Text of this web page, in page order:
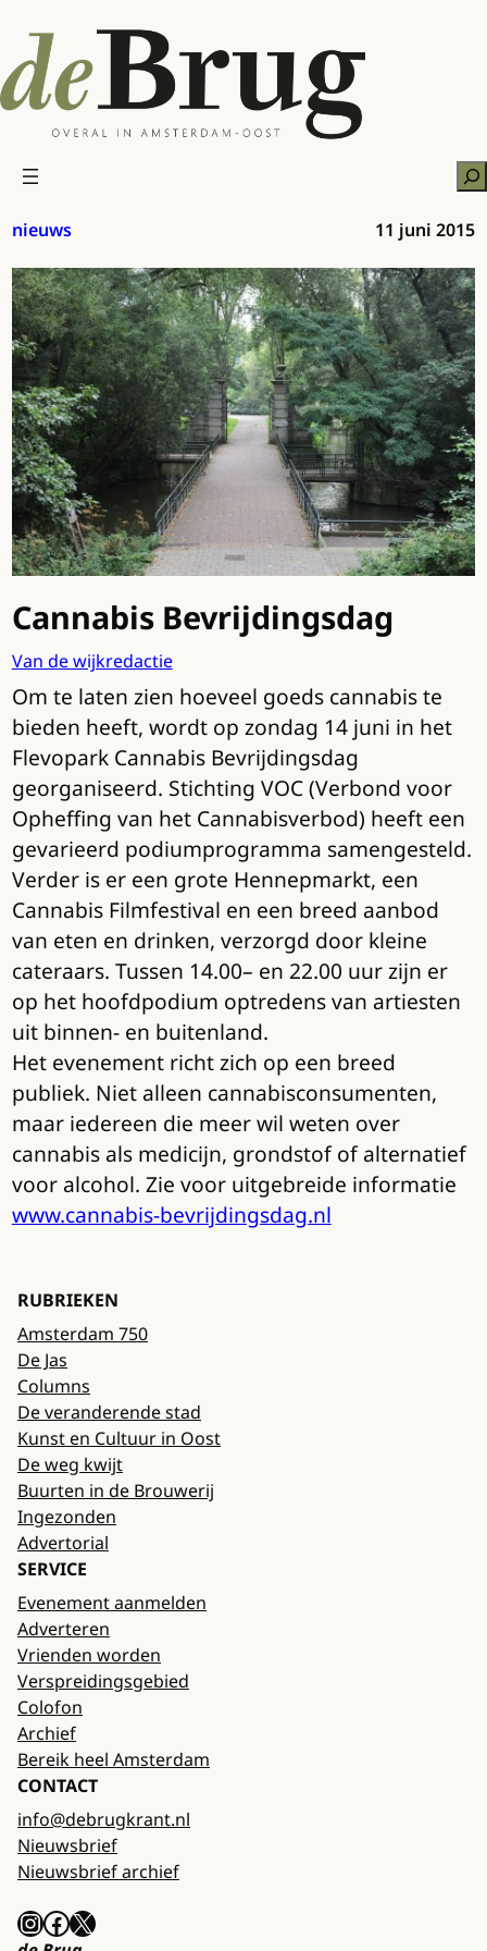
naar
de
inhoud
nieuws 11 juni 2015
Cannabis Bevrijdingsdag
Van de wijkredactie
Om te laten zien hoeveel goeds cannabis te
bieden heeft, wordt op zondag 14 juni in het
Flevopark Cannabis Bevrijdingsdag
georganiseerd. Stichting VOC (Verbond voor
Opheffing van het Cannabisverbod) heeft een
gevarieerd podiumprogramma samengesteld.
Verder is er een grote Hennepmarkt, een
Cannabis Filmfestival en een breed aanbod
van eten en drinken, verzorgd door kleine
cateraars. Tussen 14.00– en 22.00 uur zijn er
op het hoofdpodium optredens van artiesten
uit binnen- en buitenland.
Het evenement richt zich op een breed
publiek. Niet alleen cannabisconsumenten,
maar iedereen die meer wil weten over
cannabis als medicijn, grondstof of alternatief
voor alcohol. Zie voor uitgebreide informatie
www.cannabis-bevrijdingsdag.nl
RUBRIEKEN
Amsterdam 750
De Jas
Columns
De veranderende stad
Kunst en Cultuur in Oost
De weg kwijt
Buurten in de Brouwerij
Ingezonden
Advertorial
SERVICE
Evenement aanmelden
Adverteren
Vrienden worden
Verspreidingsgebied
Colofon
Archief
Bereik heel Amsterdam
CONTACT
info@debrugkrant.nl
Nieuwsbrief
Nieuwsbrief archief
InstagramFacebook X